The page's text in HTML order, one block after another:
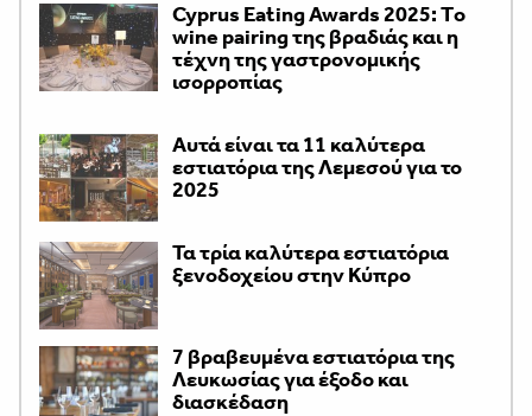
Cyprus Eating Awards 2025: Τo
wine pairing της βραδιάς και η
τέχνη της γαστρονομικής
ισορροπίας
Αυτά είναι τα 11 καλύτερα
εστιατόρια της Λεμεσού για το
2025
Τα τρία καλύτερα εστιατόρια
ξενοδοχείου στην Κύπρο
7 βραβευμένα εστιατόρια της
Λευκωσίας για έξοδο και
διασκέδαση